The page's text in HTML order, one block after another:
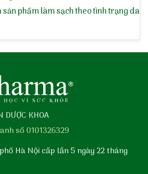
sản phẩm làm sạch theo tình trạng da
DƯỢC KHOA
số 0101326329
Hà Nội cấp lần 5 ngày 22 tháng